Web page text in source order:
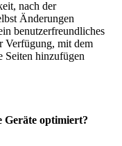
nach der
Änderungen
benutzerfreundliches
Verfügung, mit dem
Seiten hinzufügen
Geräte optimiert?